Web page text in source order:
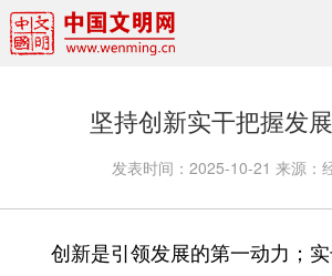
权威发布
资讯联播
文明实践
坚持创新实干把握发
发表时间： 2025-10-21 来源：
创新是引领发展的第一动力；实